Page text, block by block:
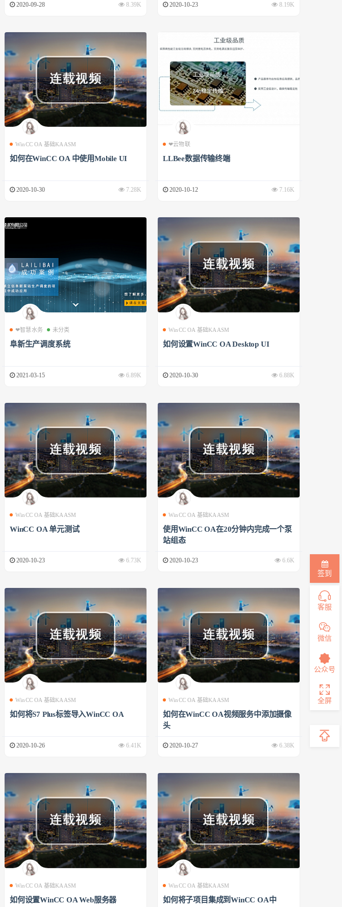
2020-09-28 8.39K 2020-10-23 8.19K
WinCC OA 基础KAASM
如何在WinCC OA 中使用Mobile UI
2020-10-30 7.28K
❤云物联
LLBee数据传输终端
2020-10-12 7.16K
❤智慧水务 未分类
阜新生产调度系统
2021-03-15 6.89K
WinCC OA 基础KAASM
如何设置WinCC OA Desktop UI
2020-10-30 6.88K
WinCC OA 基础KAASM
WinCC OA 单元测试
2020-10-23 6.73K
WinCC OA 基础KAASM
使用WinCC OA在20分钟内完成一个泵
站组态
2020-10-23 6.6K
WinCC OA 基础KAASM
如何将S7 Plus标签导入WinCC OA
2020-10-26 6.41K
WinCC OA 基础KAASM
如何在WinCC OA视频服务中添加摄像
头
2020-10-27 6.38K
WinCC OA 基础KAASM
如何设置WinCC OA Web服务器
WinCC OA 基础KAASM
如何将子项目集成到WinCC OA中
签到
客服
微信
公众号
全屏